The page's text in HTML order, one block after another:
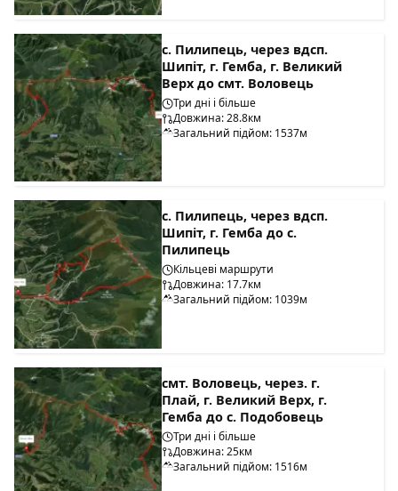
с. Пилипець, через вдсп.
Шипіт, г. Гемба, г. Великий
Верх до смт. Воловець
Три дні і більше
Довжина: 28.8км
Загальний підйом: 1537м
с. Пилипець, через вдсп.
Шипіт, г. Гемба до с.
Пилипець
Кільцеві маршрути
Довжина: 17.7км
Загальний підйом: 1039м
смт. Воловець, через. г.
Плай, г. Великий Верх, г.
Гемба до с. Подобовець
Три дні і більше
Довжина: 25км
Загальний підйом: 1516м